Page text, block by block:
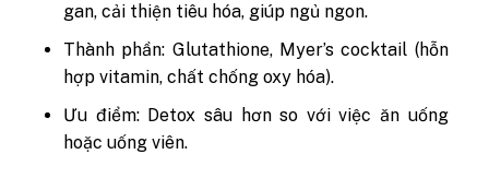
gan, cải thiện tiêu hóa, giúp ngủ ngon.
Thành phần: Glutathione, Myer’s cocktail (hỗn
hợp vitamin, chất chống oxy hóa).
Ưu điểm: Detox sâu hơn so với việc ăn uống
hoặc uống viên.